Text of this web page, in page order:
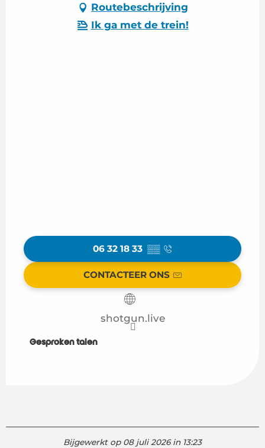
Routebeschrijving
Ik ga met de trein!
06 32 18 33 ▒▒
CONTACTEER ONS
shotgun.live
Gesproken talen
Gesproken talen
Bijgewerkt op 08 juli 2026 in 13:23